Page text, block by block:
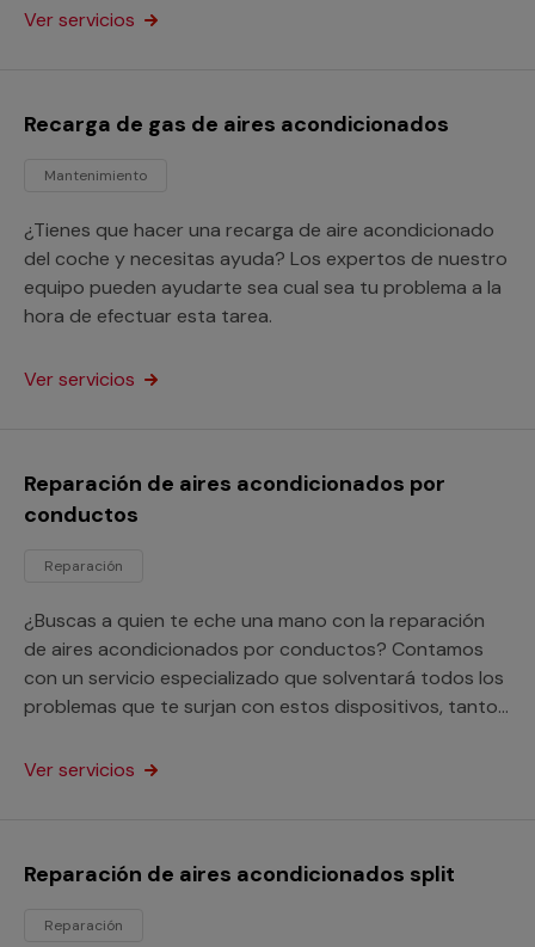
comerciales.
Ver servicios
Recarga de gas de aires acondicionados
Mantenimiento
¿Tienes que hacer una recarga de aire acondicionado
del coche y necesitas ayuda? Los expertos de nuestro
equipo pueden ayudarte sea cual sea tu problema a la
hora de efectuar esta tarea.
Ver servicios
Reparación de aires acondicionados por
conductos
Reparación
¿Buscas a quien te eche una mano con la reparación
de aires acondicionados por conductos? Contamos
con un servicio especializado que solventará todos los
problemas que te surjan con estos dispositivos, tanto
negocios.
Ver servicios
Reparación de aires acondicionados split
Reparación